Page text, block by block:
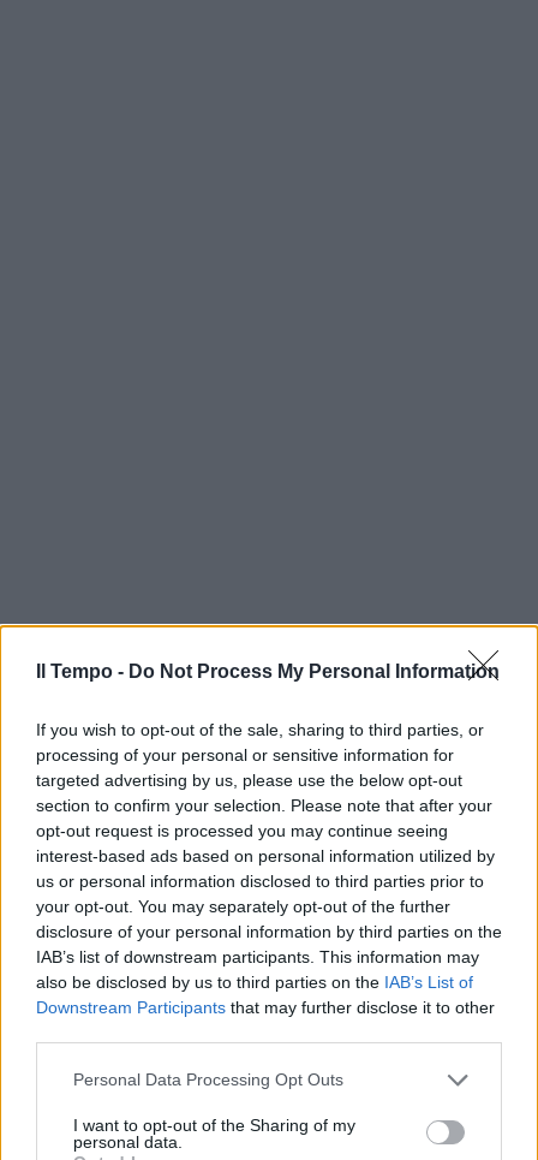
Il Tempo - Do Not Process My Personal Information
If you wish to opt-out of the sale, sharing to third parties, or
processing of your personal or sensitive information for
targeted advertising by us, please use the below opt-out
section to confirm your selection. Please note that after your
opt-out request is processed you may continue seeing
interest-based ads based on personal information utilized by
us or personal information disclosed to third parties prior to
your opt-out. You may separately opt-out of the further
disclosure of your personal information by third parties on the
IAB’s list of downstream participants. This information may
also be disclosed by us to third parties on the IAB’s List of
Downstream Participants that may further disclose it to other
Personal Data Processing Opt Outs
I want to opt-out of the Sharing of my
personal data.